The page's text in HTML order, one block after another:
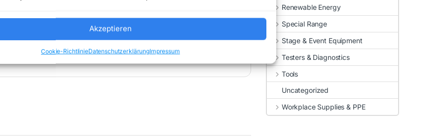
Akzeptieren
Cookie-RichtlinieDatenschutzerklärungImpressum
Marke:HP INC
Renewable Energy
Special Range
Stage & Event Equipment
Testers & Diagnostics
Tools
Uncategorized
Workplace Supplies & PPE